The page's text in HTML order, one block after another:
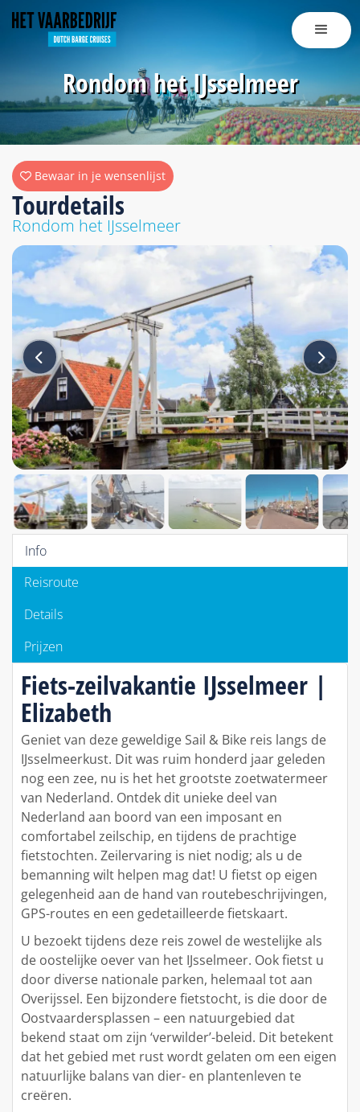
Rondom het IJsselmeer
Tourdetails
Rondom het IJsselmeer
Bewaar in je wensenlijst
Info
Reisroute
Details
Prijzen
Fiets-zeilvakantie IJsselmeer |
Elizabeth
Geniet van deze geweldige Sail & Bike reis langs de
IJsselmeerkust. Dit was ruim honderd jaar geleden
nog een zee, nu is het het grootste zoetwatermeer
van Nederland. Ontdek dit unieke deel van
Nederland aan boord van een imposant en
comfortabel zeilschip, en tijdens de prachtige
fietstochten. Zeilervaring is niet nodig; als u de
bemanning wilt helpen mag dat! U fietst op eigen
gelegenheid aan de hand van routebeschrijvingen,
GPS-routes en een gedetailleerde fietskaart.
U bezoekt tijdens deze reis zowel de westelijke als
de oostelijke oever van het IJsselmeer. Ook fietst u
door diverse nationale parken, helemaal tot aan
Overijssel. Een bijzondere fietstocht, is die door de
Oostvaardersplassen – een natuurgebied dat
bekend staat om zijn ‘verwilder’-beleid. Dit betekent
dat het gebied met rust wordt gelaten om een eigen
natuurlijke balans van dier- en plantenleven te
creëren.